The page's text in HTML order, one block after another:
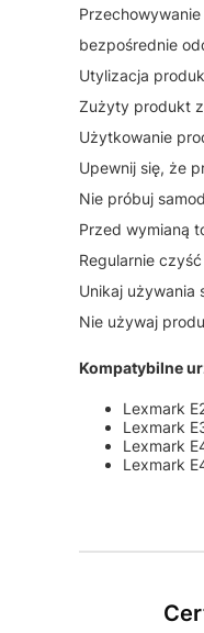
bezpośrednie
Utylizacja
Zużyty produkt
Użytkowanie
Upewnij się, że
Nie próbuj
Przed wymianą
Regularnie
Unikaj używania
Nie używaj
Kompatybilne
Lexmark
Lexmark
Lexmark
Lexmark